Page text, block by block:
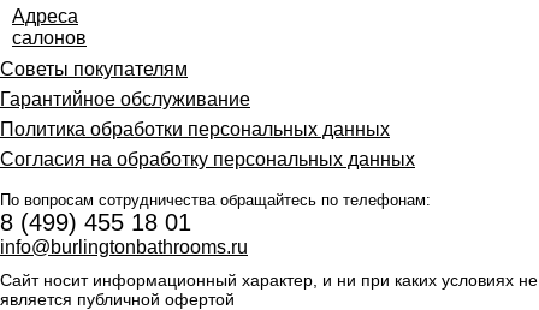
Адреса
салонов
Советы покупателям
Гарантийное обслуживание
Политика обработки персональных данных
Согласия на обработку персональных данных
По вопросам сотрудничества обращайтесь по телефонам:
8 (499) 455 18 01
info@burlingtonbathrooms.ru
Сайт носит информационный характер, и ни при каких условиях не
является публичной офертой